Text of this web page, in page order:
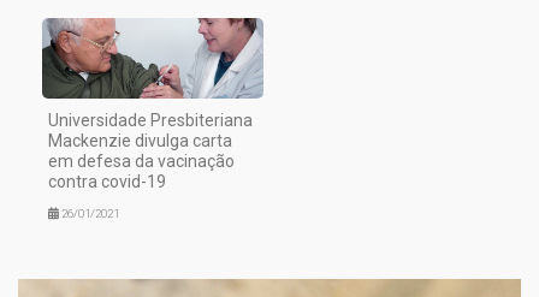
Universidade Presbiteriana
Mackenzie divulga carta
em defesa da vacinação
contra covid-19
26/01/2021